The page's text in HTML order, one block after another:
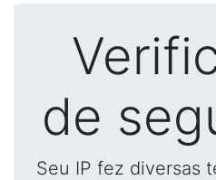
de
Seu IP fez diversas